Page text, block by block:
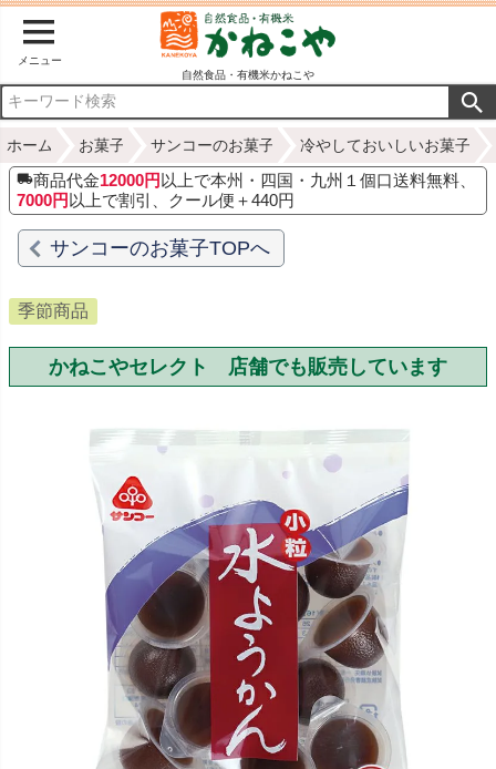
メニュー
自然食品・有機米かねこや
ホーム お菓子 サンコーのお菓子 冷やしておいしいお菓子
商品代金12000円 以上で本州・四国・九州１個口送料無料、
7000円 以上で割引、クール便＋440円
サンコーのお菓子TOPへ
季節商品
かねこやセレクト 店舗でも販売しています